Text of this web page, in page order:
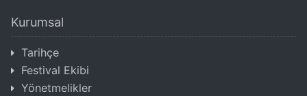
Kurumsal
Tarihçe
Festival Ekibi
Yönetmelikler